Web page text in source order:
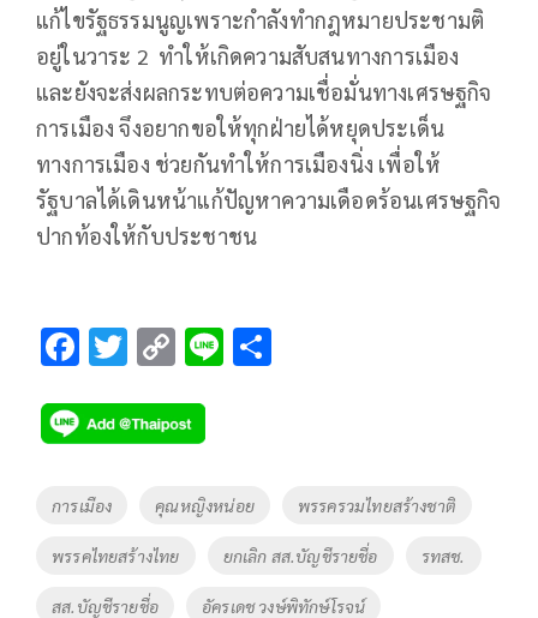
แก้ไขรัฐธรรมนูญเพราะกำลังทำกฎหมายประชามติ
อยู่ในวาระ 2 ทำให้เกิดความสับสนทางการเมือง
และยังจะส่งผลกระทบต่อความเชื่อมั่นทางเศรษฐกิจ
การเมือง จึงอยากขอให้ทุกฝ่ายได้หยุดประเด็น
ทางการเมือง ช่วยกันทำให้การเมืองนิ่ง เพื่อให้
รัฐบาลได้เดินหน้าแก้ปัญหาความเดือดร้อนเศรษฐกิจ
ปากท้องให้กับประชาชน
F
e
b
o
o
k
T
tt
er
C
p
y
Li
k
Li
Tags
การเมือง คุณหญิงหน่อย พรรครวมไทยสร้างชาติ
พรรคไทยสร้างไทย ยกเลิก สส.บัญชีรายชื่อ รทสช.
สส.บัญชีรายชื่อ อัครเดช วงษ์พิทักษ์โรจน์